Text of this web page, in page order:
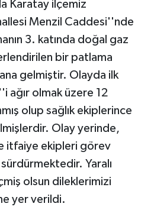
Karatay ilçemiz
Menzil Caddesi''nde
3. katında doğal gaz
bir patlama
gelmiştir. Olayda ilk
ağır olmak üzere 12
olup sağlık ekiplerince
Olay yerinde,
itfaiye ekipleri görev
sürdürmektedir. Yaralı
olsun dileklerimizi
yer verildi.